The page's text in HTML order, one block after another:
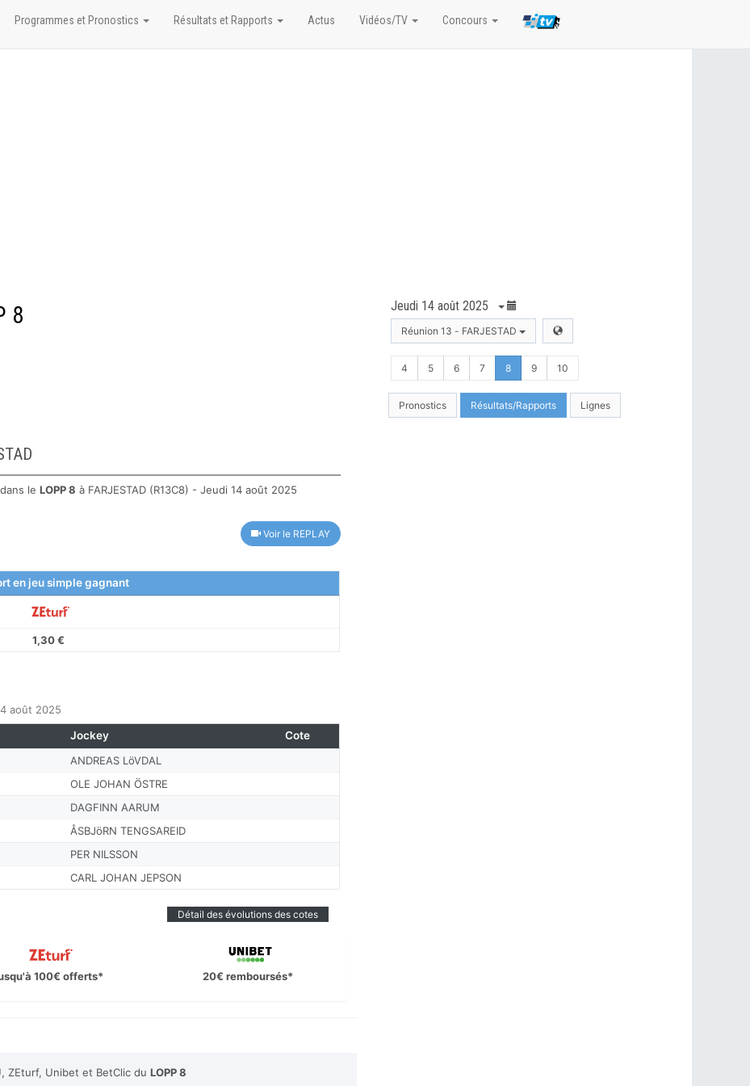
8 Jeudi 14 août 2025
Réunion 13 - FARJESTAD
4 5 6 7 8 9 10
Pronostics Résultats/Rapports Lignes
le LOPP 8 à FARJESTAD (R13C8) - Jeudi 14 août 2025
Voir le REPLAY
en jeu simple gagnant
1,30 €
août 2025
ANDREAS LöVDAL
OLE JOHAN ÖSTRE
DAGFINN AARUM
ÅSBJöRN TENGSAREID
PER NILSSON
CARL JOHAN JEPSON
Jockey Cote
Détail des évolutions des cotes
100€ offerts* 20€ remboursés*
ZEturf, Unibet et BetClic duLOPP 8
Programmes et Pronostics Résultats et Rapports Actus Vidéos/TV Concours